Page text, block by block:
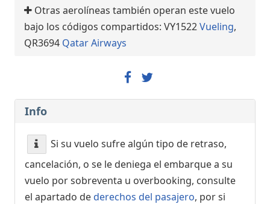
Otras aerolíneas también operan este vuelo
bajo los códigos compartidos: VY1522Vueling,
QR3694 Qatar Airways
Info
Si su vuelo sufre algún tipo de retraso,
cancelación, o se le deniega el embarque a su
vuelo por sobreventa u overbooking, consulte
el apartado dederechos del pasajero, por si